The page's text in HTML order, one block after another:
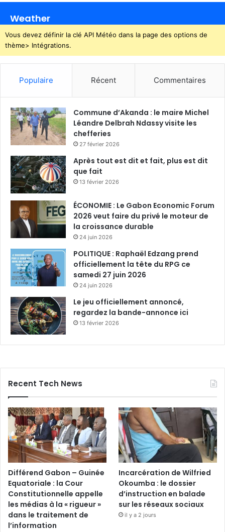
Weather
Vous devez définir la clé API Météo dans la page des options de
thème> Intégrations.
Populaire Récent Commentaires
Commune d’Akanda : le maire Michel
Léandre Delbrah Ndassy visite les
chefferies
27 février 2026
Après tout est dit et fait, plus est dit
que fait
13 février 2026
ÉCONOMIE : Le Gabon Economic Forum
2026 veut faire du privé le moteur de
la croissance durable
24 juin 2026
POLITIQUE : Raphaël Edzang prend
officiellement la tête du RPG ce
samedi 27 juin 2026
24 juin 2026
Le jeu officiellement annoncé,
regardez la bande-annonce ici
13 février 2026
Recent Tech News
Différend Gabon – Guinée
Equatoriale : la Cour
Constitutionnelle appelle
les médias à la « rigueur »
dans le traitement de
l’information
Incarcération de Wilfried
Okoumba : le dossier
d’instruction en balade
sur les réseaux sociaux
il y a 2 jours